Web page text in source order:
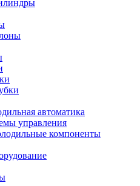
автоматика
управления
компоненты